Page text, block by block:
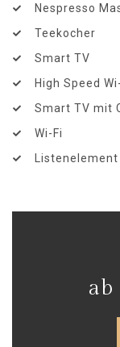
Nespresso
Teekocher
Smart TV
High Speed
Smart TV mit
Wi-Fi
Listenelement
ab